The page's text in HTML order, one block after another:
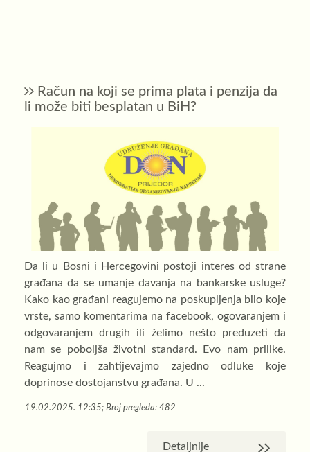
Račun na koji se prima plata i penzija da
li može biti besplatan u BiH?
Da li u Bosni i Hercegovini postoji interes od strane
građana da se umanje davanja na bankarske usluge?
Kako kao građani reagujemo na poskupljenja bilo koje
vrste, samo komentarima na facebook, ogovaranjem i
odgovaranjem drugih ili želimo nešto preduzeti da
nam se poboljša životni standard. Evo nam prilike.
Reagujmo i zahtijevajmo zajedno odluke koje
doprinose dostojanstvu građana. U ...
19.02.2025. 12:35; Broj pregleda: 482
Detaljnije